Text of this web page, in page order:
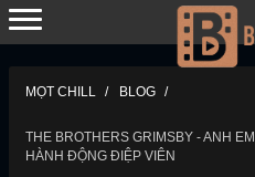
MỌT CHILL BLOG
THE BROTHERS GRIMSBY - ANH
HÀNH ĐỘNG ĐIỆP VIÊN